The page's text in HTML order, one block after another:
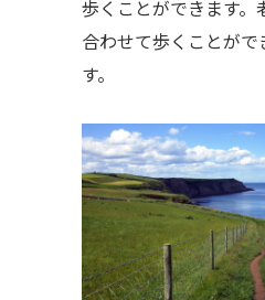
歩くことができます。
合わせて歩くことが
す。